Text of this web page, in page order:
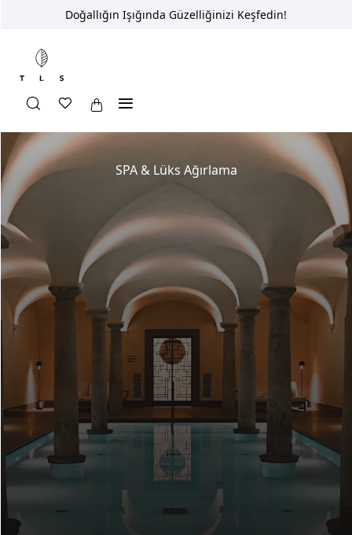
Doğallığın Işığında Güzelliğinizi Keşfedin!
SPA & Lüks Ağırlama